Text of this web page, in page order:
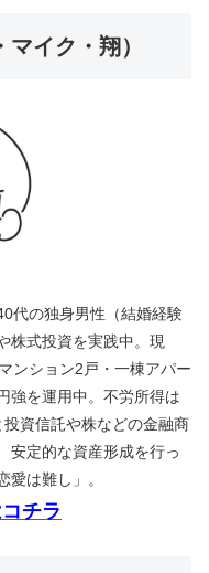
イク・翔）
代の独身男性（結婚経験
株式投資を実践中。現
ンション2戸・一棟アパー
強を運用中。不労所得は
資信託や株などの金融商
安定的な資産形成を行っ
愛は難し」。
チラ